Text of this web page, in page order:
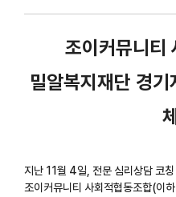
조이커뮤니티
밀알복지재단 경
지난 11월 4일, 전문 심리상담 코
조이커뮤니티 사회적협동조합(이